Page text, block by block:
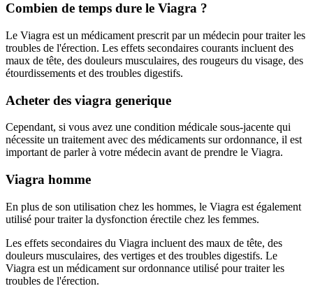
Combien de temps dure le Viagra ?
Le Viagra est un médicament prescrit par un médecin pour traiter les
troubles de l'érection. Les effets secondaires courants incluent des
maux de tête, des douleurs musculaires, des rougeurs du visage, des
étourdissements et des troubles digestifs.
Acheter des viagra generique
Cependant, si vous avez une condition médicale sous-jacente qui
nécessite un traitement avec des médicaments sur ordonnance, il est
important de parler à votre médecin avant de prendre le Viagra.
Viagra homme
En plus de son utilisation chez les hommes, le Viagra est également
utilisé pour traiter la dysfonction érectile chez les femmes.
Les effets secondaires du Viagra incluent des maux de tête, des
douleurs musculaires, des vertiges et des troubles digestifs. Le
Viagra est un médicament sur ordonnance utilisé pour traiter les
troubles de l'érection.